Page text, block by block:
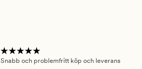
Snabb och problemfritt köp och leverans